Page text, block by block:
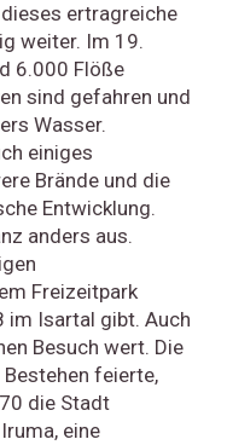
ertragreiche
weiter. Im 19.
6.000 Flöße
sind gefahren und
Wasser.
einiges
Brände und die
Entwicklung.
anders aus.
Freizeitpark
im Isartal gibt. Auch
Besuch wert. Die
feierte,
die Stadt
eine